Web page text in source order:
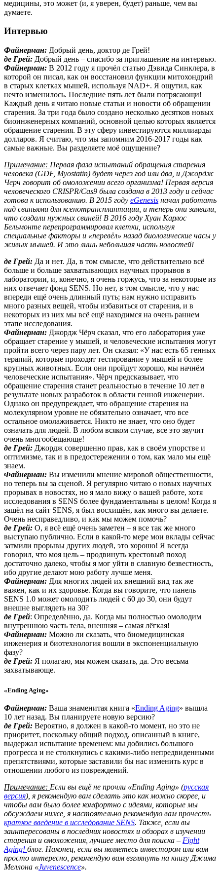
медицины, это может (и, я уверен, будет) раньше, чем вы
думаете.
Интервью
Файнерман: Добрый день, доктор де Грей!
де Грей: Добрый день – спасибо за приглашение на интервью.
Файнерман: В 2012 году я прочёл статью Дэвида Синклера, в
которой он писал, как он восстановил функции митохондрий
в старых клетках мышей, используя NAD+. Я ощутил, как
нечто изменилось. Последние пять лет были потрясающи!
Каждый день я читаю новые статьи и новости об обращении
старения. За три года было создано несколько десятков новых
биоинженерных компаний, основной целью которых является
обращение старения. В эту сферу инвестируются миллиарды
долларов. Я считаю, что мы запомним 2016-2017 годы как
самые важные. Вы разделяете моё ощущение?
Примечание: Первая фаза испытаний обращения старения
человека (GDF, Myostatin) будет через год или два, и Джордж
Черч говорит об омоложении всего организма! Первая версия
человеческого CRISPR/Cas9 была создана в 2013 году и сейчас
готова к использованию. В 2015 году eGenesis начал работать
над свиньями для ксенотрансплантации, и теперь они заявили,
что создали нужных свиней! В 2016 году Хуан Карлос
Бельмонте перепрограммировал клетки, используя
специальные факторы и «перевёл» назад биологические часы у
живых мышей. И это лишь небольшая часть новостей!
де Грей: Да и нет. Да, в том смысле, что действительно всё
больше и больше захватывающих научных прорывов в
лаборатории, и, конечно, я очень горжусь, что за некоторые из
них отвечает фонд SENS. Но нет, в том смысле, что у нас
впереди ещё очень длинный путь; нам нужно исправить
много разных вещей, чтобы избавиться от старения, и в
некоторых из них мы всё ещё находимся на очень раннем
этапе исследования.
Файнерман: Джордж Чёрч сказал, что его лаборатория уже
обращает старение у мышей, и человеческие испытания могут
пройти всего через пару лет. Он сказал: «У нас есть 65 генных
терапий, которые проходят тестирование у мышей и более
крупных животных. Если они пройдут хорошо, мы начнём
человеческие испытания». Чёрч предсказывает, что
обращение старения станет реальностью в течение 10 лет в
результате новых разработок в области генной инженерии.
Однако он предупреждает, что обращение старения на
молекулярном уровне не обязательно означает, что все
остальное омолаживается. Никто не знает, что оно будет
означать для людей. В любом всяком случае, все это звучит
очень многообещающе!
де Грей: Джордж совершенно прав, как в своём упорстве и
оптимизме, так и в предостережении о том, как мало мы ещё
знаем.
Файнерман: Вы изменили мнение мировой общественности,
но теперь вы за сценой. Я регулярно читаю о новых научных
прорывах в новостях, но я мало вижу о вашей работе, хотя
исследования в SENS более фундаментальны в целом! Когда я
зашёл на сайт SENS, я был восхищён, как много вы делаете.
Очень несправедливо, и как мы можем помочь?
де Грей: О, я всё ещё очень заметен – я все так же много
выступаю публично. Если в какой-то мере мои вклады сейчас
затмили прорывы других людей, это хорошо! Я всегда
говорил, что моя цель – продвинуть крестовый поход
достаточно далеко, чтобы я мог уйти в славную безвестность,
ибо другие делают мою работу лучше меня.
Файнерман: Для многих людей их внешний вид так же
важен, как и их здоровье. Когда вы говорите, что панель
SENS 1.0 может омолодить людей с 60 до 30, они будут
внешне выглядеть на 30?
де Грей: Определённо, да. Когда мы полностью омолодим
внутреннюю часть тела, внешняя – самая лёгкая!
Файнерман: Можно ли сказать, что биомедицинская
инженерия и биотехнология вошли в экспоненциальную
фазу?
де Грей: Я полагаю, мы можем сказать, да. Это весьма
захватывающе.
«Ending Aging»
Файнерман: Ваша знаменитая книга «Ending Aging» вышла
10 лет назад. Вы планируете новую версию?
де Грей: Вероятно, я должен в какой-то момент, но это не
приоритет, поскольку общий подход, описанный в книге,
выдержал испытание временем: мы добились большого
прогресса и не столкнулись с какими-либо непредвиденными
препятствиями, которые заставили бы нас изменить курс в
отношении любого из повреждений.
Примечание: Если вы ещё не прочли «Ending Aging» (русская
версия), я рекомендую вам сделать это как можно скорее, и
чтобы вам было более комфортно с идеями, которые мы
обсуждаем ниже, я настоятельно рекомендую вам прочесть
краткое введение в исследование SENS. Также, если вы
заинтересованы в последних новостях и обзорах в изучении
старения и омоложения, лучшее место для поиска – Fight
Aging! блог. Наконец, если вы являетесь инвестором или вам
просто интересно, рекомендую вам взглянуть на книгу Джима
Меллона «Juvenescence».